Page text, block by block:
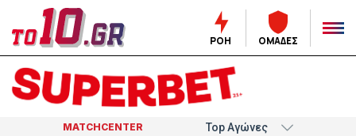
ΡΟΗ ΟΜΑΔΕΣ
MATCHCENTER